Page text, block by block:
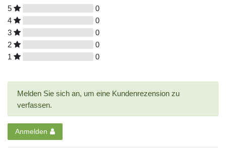
5
0
4
0
3
0
2
0
1
0
Melden Sie sich an, um eine Kundenrezension zu
verfassen.
Anmelden